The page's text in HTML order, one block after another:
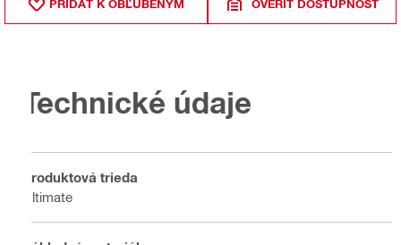
PRIDAŤ K OBĽÚBENÝM OVERIŤ DOSTUPNOSŤ
Technické údaje
Produktová trieda
Ultimate